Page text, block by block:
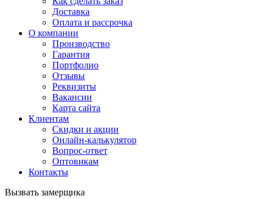
Доставка
Оплата и рассрочка
О компании
Производство
Гарантия
Портфолио
Отзывы
Реквизиты
Вакансии
Карта сайта
Клиентам
Скидки и акции
Онлайн-калькулятор
Вопрос-ответ
Оптовикам
Контакты
Вызвать замерщика